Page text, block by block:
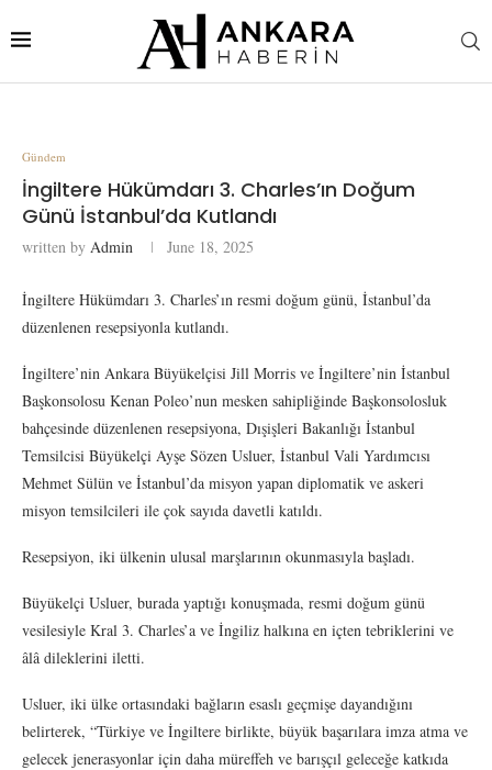
Gündem
İngiltere Hükümdarı 3. Charles’ın Doğum
Günü İstanbul’da Kutlandı
written by Admin June 18, 2025
İngiltere Hükümdarı 3. Charles’ın resmi doğum günü, İstanbul’da
düzenlenen resepsiyonla kutlandı.
İngiltere’nin Ankara Büyükelçisi Jill Morris ve İngiltere’nin İstanbul
Başkonsolosu Kenan Poleo’nun mesken sahipliğinde Başkonsolosluk
bahçesinde düzenlenen resepsiyona, Dışişleri Bakanlığı İstanbul
Temsilcisi Büyükelçi Ayşe Sözen Usluer, İstanbul Vali Yardımcısı
Mehmet Sülün ve İstanbul’da misyon yapan diplomatik ve askeri
misyon temsilcileri ile çok sayıda davetli katıldı.
Resepsiyon, iki ülkenin ulusal marşlarının okunmasıyla başladı.
Büyükelçi Usluer, burada yaptığı konuşmada, resmi doğum günü
vesilesiyle Kral 3. Charles’a ve İngiliz halkına en içten tebriklerini ve
âlâ dileklerini iletti.
Usluer, iki ülke ortasındaki bağların esaslı geçmişe dayandığını
belirterek, “Türkiye ve İngiltere birlikte, büyük başarılara imza atma ve
gelecek jenerasyonlar için daha müreffeh ve barışçıl geleceğe katkıda